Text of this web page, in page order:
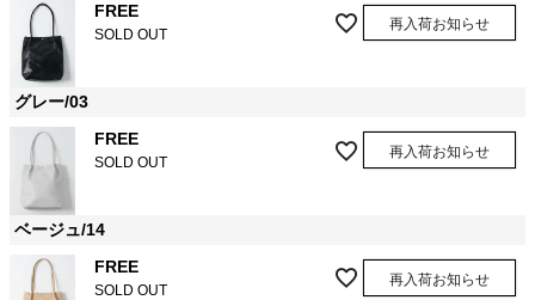
FREE
SOLD OUT
再入荷お知らせ
グレー/03
FREE
SOLD OUT
再入荷お知らせ
ベージュ/14
FREE
SOLD OUT
再入荷お知らせ